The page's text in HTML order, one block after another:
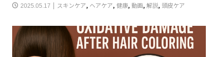
2025.05.17 スキンケア, ヘアケア, 健康, 動画, 解説, 頭皮ケア